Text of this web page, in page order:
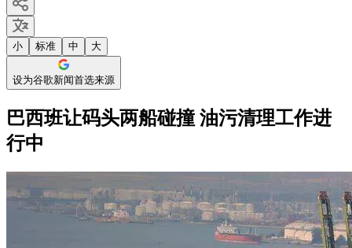
小 标准 中 大
设为谷歌新闻首选来源
巴西班让码头两船碰撞 油污清理工作进
行中